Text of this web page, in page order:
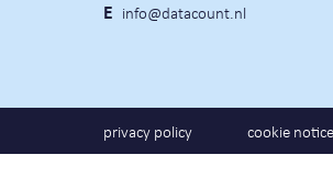
E info@datacount.nl
privacy policy cookie notice